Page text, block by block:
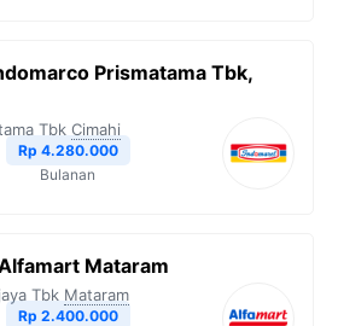
Prismatama Tbk,
Tbk Cimahi
Rp 4.280.000
Bulanan
Mataram
Tbk Mataram
Rp 2.400.000